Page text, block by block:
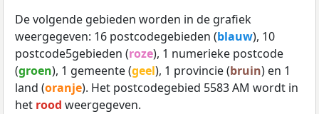
De volgende gebieden worden in de grafiek
weergegeven: 16 postcodegebieden (blauw), 10
postcode5gebieden (roze), 1 numerieke postcode
(groen), 1 gemeente (geel), 1 provincie (bruin) en 1
land (oranje). Het postcodegebied 5583 AM wordt in
het rood weergegeven.